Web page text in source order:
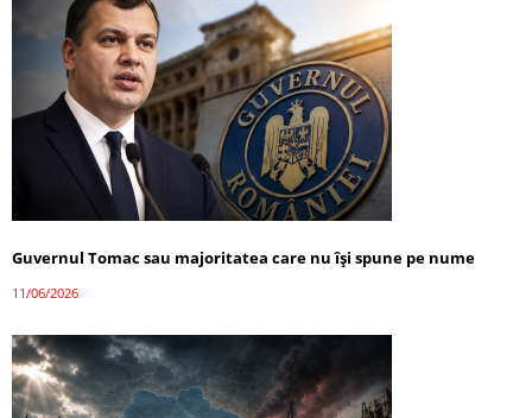
Guvernul Tomac sau majoritatea care nu își spune pe nume
11/06/2026